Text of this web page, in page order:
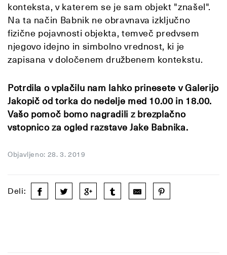
konteksta, v katerem se je sam objekt "znašel".
Na ta način Babnik ne obravnava izključno
fizične pojavnosti objekta, temveč predvsem
njegovo idejno in simbolno vrednost, ki je
zapisana v določenem družbenem kontekstu.
Potrdila o vplačilu nam lahko prinesete v Galerijo
Jakopič od torka do nedelje med 10.00 in 18.00.
Vašo pomoč bomo nagradili z brezplačno
vstopnico za ogled razstave Jake Babnika.
Objavljeno: 28. 3. 2019
Deli: